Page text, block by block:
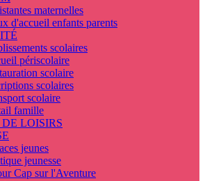
maternelles
d'accueil enfants parents
scolaires
périscolaire
scolaire
scolaires
scolaire
famille
LOISIRS
jeunes
jeunesse
Cap sur l'Aventure